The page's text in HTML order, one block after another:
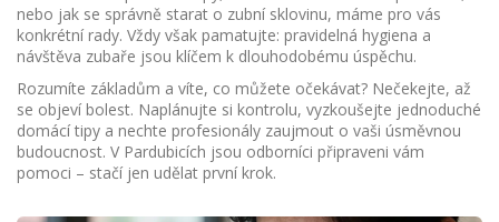
nebo jak se správně starat o zubní sklovinu, máme pro vás
konkrétní rady. Vždy však pamatujte: pravidelná hygiena a
návštěva zubaře jsou klíčem k dlouhodobému úspěchu.
Rozumíte základům a víte, co můžete očekávat? Nečekejte, až
se objeví bolest. Naplánujte si kontrolu, vyzkoušejte jednoduché
domácí tipy a nechte profesionály zaujmout o vaši úsměvnou
budoucnost. V Pardubicích jsou odborníci připraveni vám
pomoci – stačí jen udělat první krok.